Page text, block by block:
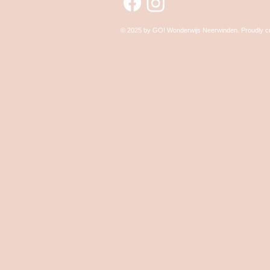
© 2025 by GO! Wonderwijs Neerwinden. Proudly